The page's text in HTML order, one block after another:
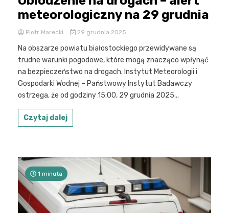
meteorologiczny na 29 grudnia
Piotr Marecki 29 grudnia 2025
Na obszarze powiatu białostockiego przewidywane są
trudne warunki pogodowe, które mogą znacząco wpłynąć
na bezpieczeństwo na drogach. Instytut Meteorologii i
Gospodarki Wodnej – Państwowy Instytut Badawczy
ostrzega, że od godziny 15:00, 29 grudnia 2025...
Czytaj dalej
1 minuta